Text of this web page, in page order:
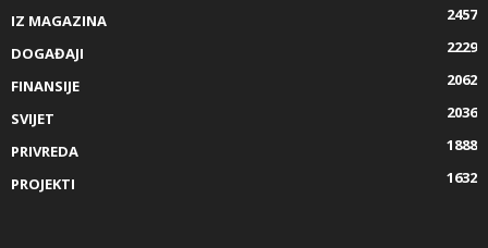
IZ MAGAZINA
2457
DOGAĐAJI
2229
FINANSIJE
2062
SVIJET
2036
PRIVREDA
1888
PROJEKTI
1632